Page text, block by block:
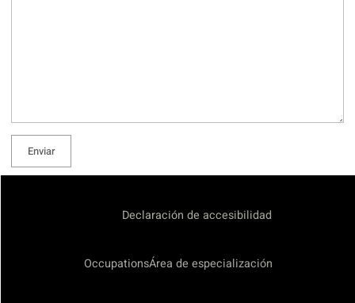
Enviar
Declaración de accesibilidad
OccupationsÁrea de especialización